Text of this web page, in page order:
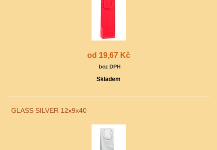
od 19,67 Kč
bez DPH
Skladem
GLASS SILVER 12x9x40